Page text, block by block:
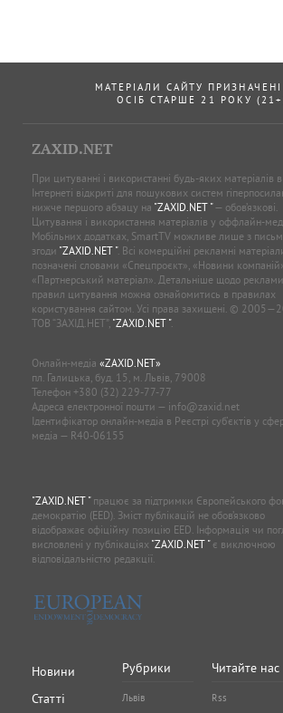
МАТЕРІАЛИ САЙТУ
ОСІБ СТАРШЕ 21 РОКУ
ZAXID.NET
При цитуванні і використанні будь-яких матеріалів в
Інтернеті відкриті для пошукових систем
нижче першого абзацу на "ZAXID.NET "— обов’язкові.
Цитування і використання матеріалів у оффлайн-
Мобільних додатках, SmartTV можливе лише з
згоди "ZAXID.NET ". Всі комерційні рекламні
позначені словами «Спецпроєкт», «Новини
«Партнерський матеріал». Детальніше щодо
правил цитування можна ознайомитись в правилах
користування сайтом. Усі права захищені. ©
ТОВ “ЗАХІД.НЕТ”, "ZAXID.NET ".
Онлайн-медіа «ZAXID.NET»
пл. Галицька, буд. 15, м. Львів, 79008
Телефон +380 (32) 229-77-77
Адреса електронної пошти — info@zaxid.net
Ідентифікатор онлайн-медіа в Реєстрі суб'єктів у
медіа — R40-06155
"ZAXID.NET "працює за підтримки Європейського
демократію (EED). Зміст публікацій не обов’язково
відображає офіційну позицію EED. Інформація чи
висловлені у публікаціях "ZAXID.NET "є виключною
відповідальністю редакції.
Новини
Статті
Рубрики
Львів
Читайте нас
Rss